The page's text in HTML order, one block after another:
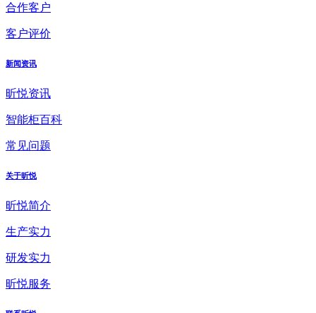
合作客户
客户评价
新闻资讯
昕悦资讯
智能柜百科
常见问题
关于昕悦
昕悦简介
生产实力
研发实力
昕悦服务